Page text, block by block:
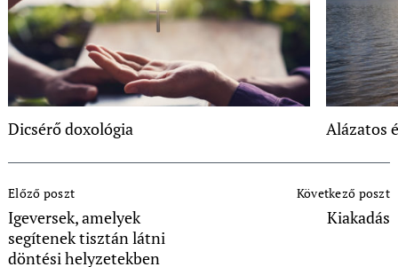
Dicsérő doxológia Alázatos
Navigation
Előző poszt
Igeversek, amelyek
segítenek tisztán látni
döntési helyzetekben
Következő poszt
Kiakadás